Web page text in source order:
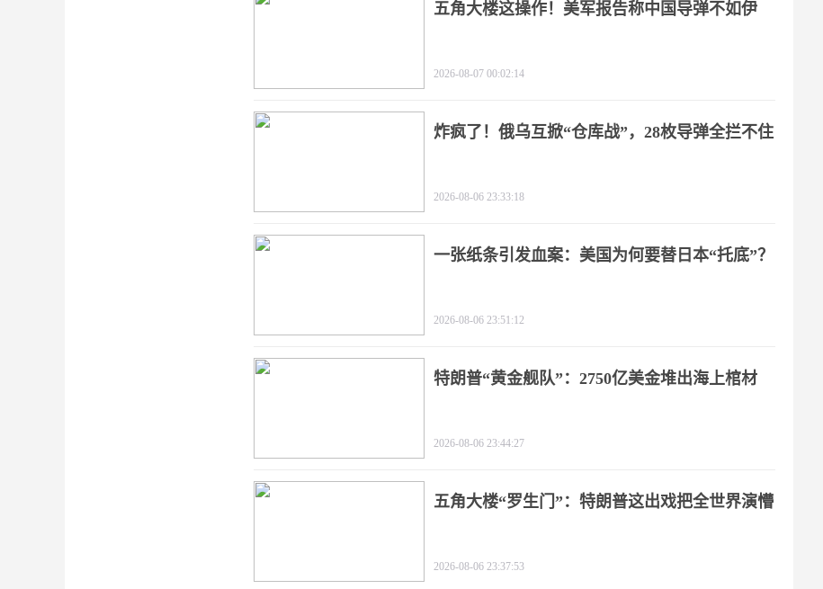
五角大楼这操作！美军报告称中国导弹不如伊
2026-08-07 00:02:14
炸疯了！俄乌互掀“仓库战”，28枚导弹全拦不住
2026-08-06 23:33:18
一张纸条引发血案：美国为何要替日本“托底”？
2026-08-06 23:51:12
特朗普“黄金舰队”：2750亿美金堆出海上棺材
2026-08-06 23:44:27
五角大楼“罗生门”：特朗普这出戏把全世界演懵
2026-08-06 23:37:53